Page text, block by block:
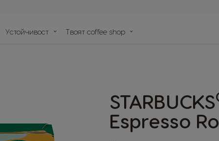
Устойчивост Tвоят coffee shop
STARBUCKS
Espresso